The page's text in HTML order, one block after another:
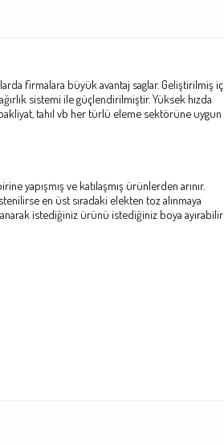
firmalara büyük avantaj saglar. Geliştirilmiş iç
sistemi ile güçlendirilmiştir. Yüksek hızda
tahıl vb her türlü eleme sektörüne uygun
yapışmış ve katılaşmış ürünlerden arınır.
en üst sıradaki elekten toz alınmaya
istediğiniz ürünü istediğiniz boya ayırabilir